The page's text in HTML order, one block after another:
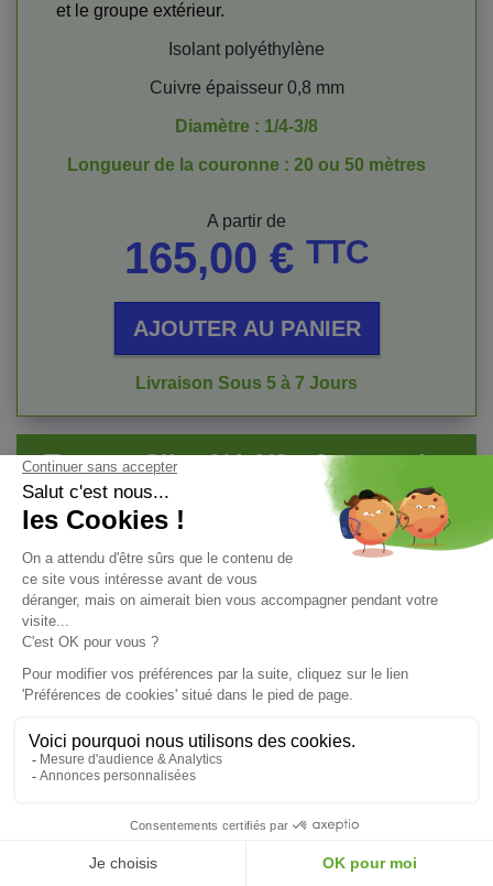
et le groupe extérieur.
Isolant polyéthylène
Cuivre épaisseur 0,8 mm
Diamètre : 1/4-3/8
Longueur de la couronne : 20 ou 50 mètres
A partir de
165,00 € TTC
AJOUTER AU PANIER
Livraison Sous 5 à 7 Jours
Tuyaux Clim 1/4-1/2 - Accessoire
Climatisation Inverter